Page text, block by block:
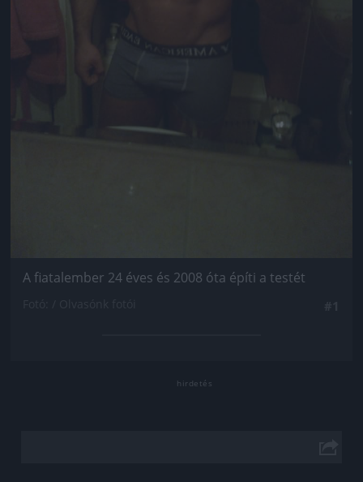
A fiatalember 24 éves és 2008 óta építi a testét